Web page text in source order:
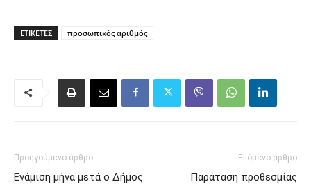
ΕΤΙΚΈΤΕΣ προσωπικός αριθμός
Προηγούμενο άρθρο
Ενάμιση μήνα μετά ο Δήμος
Επόμενο άρθρο
Παράταση προθεσμίας